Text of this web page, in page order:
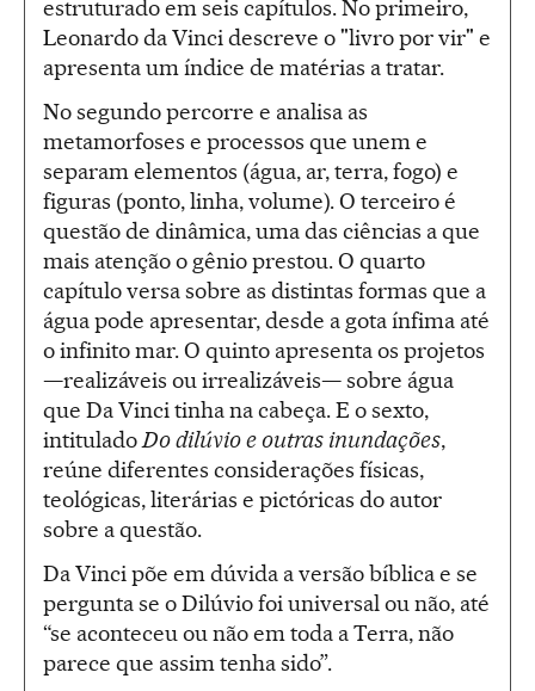
estruturado em seis capítulos. No primeiro,
Leonardo da Vinci descreve o "livro por vir" e
apresenta um índice de matérias a tratar.
No segundo percorre e analisa as
metamorfoses e processos que unem e
separam elementos (água, ar, terra, fogo) e
figuras (ponto, linha, volume). O terceiro é
questão de dinâmica, uma das ciências a que
mais atenção o gênio prestou. O quarto
capítulo versa sobre as distintas formas que a
água pode apresentar, desde a gota ínfima até
o infinito mar. O quinto apresenta os projetos
—realizáveis ou irrealizáveis— sobre água
que Da Vinci tinha na cabeça. E o sexto,
intituladoDo dilúvio e outras inundações,
reúne diferentes considerações físicas,
teológicas, literárias e pictóricas do autor
sobre a questão.
Da Vinci põe em dúvida a versão bíblica e se
pergunta se o Dilúvio foi universal ou não, até
“se aconteceu ou não em toda a Terra, não
parece que assim tenha sido”.